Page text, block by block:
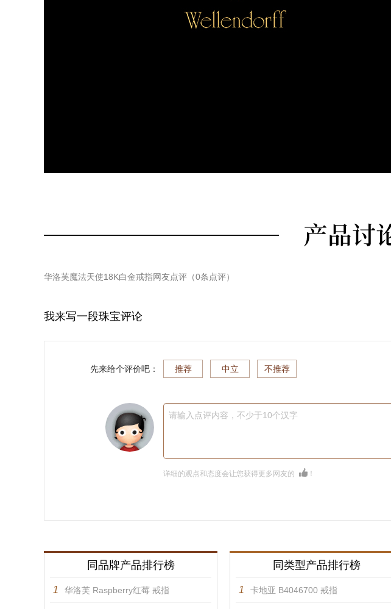
华洛芙魔法天使18K白金戒指网友点评（0条点评）
我来写一段珠宝评论
先来给个评价吧： 推荐 中立 不推荐
请输入点评内容，不少于10个汉字
详细的观点和态度会让您获得更多网友的 ！
同品牌产品排行榜
1 华洛芙 Raspberry红莓 戒指
同类型产品排行榜
1 卡地亚 B4046700 戒指